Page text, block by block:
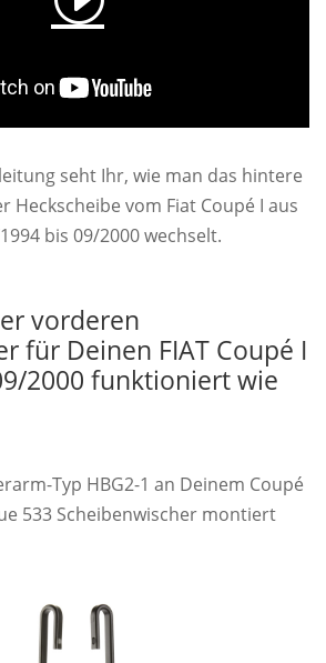
seht Ihr, wie man das hintere
Heckscheibe vom Fiat Coupé I aus
bis 09/2000 wechselt.
vorderen
für Deinen FIAT Coupé I
2000 funktioniert wie
Typ HBG2-1 an Deinem Coupé
533 Scheibenwischer montiert